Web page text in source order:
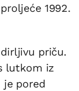
1992.
priču.
lutkom iz
je pored